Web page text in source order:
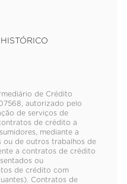
de Crédito
autorizado pelo
de serviços de
de crédito a
mediante a
ou de outros trabalhos de
a contratos de crédito
ou
de crédito com
Contratos de